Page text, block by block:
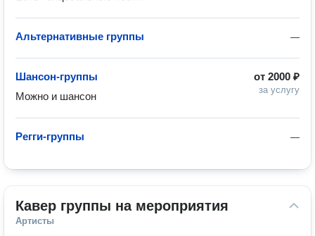
—
Альтернативные группы
от 2000 ₽
за услугу
Шансон-группы
Можно и шансон
—
Регги-группы
Кавер группы на мероприятия
Артисты